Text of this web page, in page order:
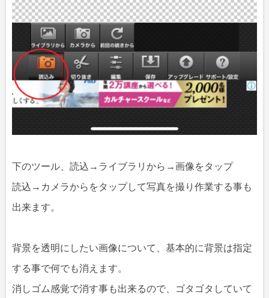
下のツール、読込→ライブラリから→画像をタップ
読込→カメラからをタップして写真を撮り作業する事も
出来ます。
背景を透明にしたい画像について、基本的に背景は指定
する事で何でも消えます。
消しゴム感覚で消す事も出来るので、ゴタゴタしていて